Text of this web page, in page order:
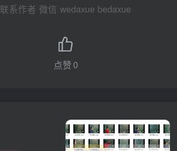
联系作者 微信 wedaxue bedaxue
点赞0